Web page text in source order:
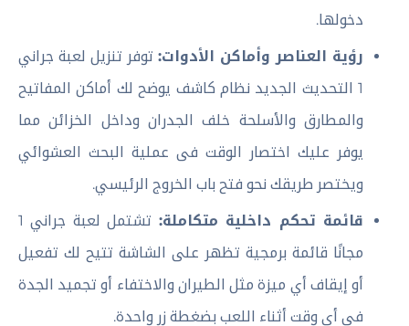
دخولها.
رؤية العناصر وأماكن الأدوات: توفر تنزيل لعبة جراني
1 التحديث الجديد نظام كاشف يوضح لك أماكن المفاتيح
والمطارق والأسلحة خلف الجدران وداخل الخزائن مما
يوفر عليك اختصار الوقت فى عملية البحث العشوائي
ويختصر طريقك نحو فتح باب الخروج الرئيسي.
قائمة تحكم داخلية متكاملة:
تشتمل لعبة جراني 1
مجانًا قائمة برمجية تظهر على الشاشة تتيح لك تفعيل
أو إيقاف أي ميزة مثل الطيران والاختفاء أو تجميد الجدة
في أي وقت أثناء اللعب بضغطة زر واحدة.